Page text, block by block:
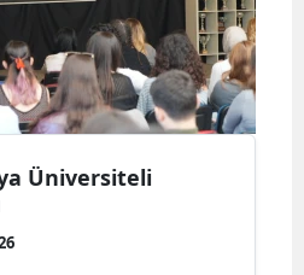
Üniversiteli